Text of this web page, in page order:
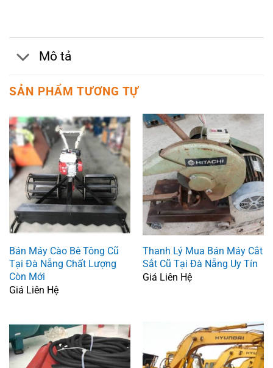
Mô tả
SẢN PHẨM TƯƠNG TỰ
Bán Máy Cào Bê Tông Cũ
Tại Đà Nẵng Chất Lượng
Còn Mới
Giá Liên Hệ
Thanh Lý Mua Bán Máy Cắt
Sắt Cũ Tại Đà Nẵng Uy Tín
Giá Liên Hệ